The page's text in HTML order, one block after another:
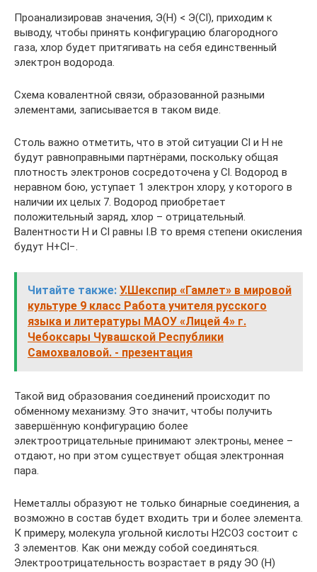
Проанализировав значения, Э(Н) < Э(Cl), приходим к
выводу, чтобы принять конфигурацию благородного
газа, хлор будет притягивать на себя единственный
электрон водорода.
Схема ковалентной связи, образованной разными
элементами, записывается в таком виде.
Столь важно отметить, что в этой ситуации Cl и Н не
будут равноправными партнёрами, поскольку общая
плотность электронов сосредоточена у Cl. Водород в
неравном бою, уступает 1 электрон хлору, у которого в
наличии их целых 7. Водород приобретает
положительный заряд, хлор – отрицательный.
Валентности Н и Cl равны I.В то время степени окисления
будут Н+Cl−.
Читайте также: У.Шекспир «Гамлет» в мировой
культуре 9 класс Работа учителя русского
языка и литературы МАОУ «Лицей 4» г.
Чебоксары Чувашской Республики
Самохваловой. - презентация
Такой вид образования соединений происходит по
обменному механизму. Это значит, чтобы получить
завершённую конфигурацию более
электроотрицательные принимают электроны, менее –
отдают, но при этом существует общая электронная
пара.
Неметаллы образуют не только бинарные соединения, а
возможно в состав будет входить три и более элемента.
К примеру, молекула угольной кислоты H2СO3 состоит с
3 элементов. Как они между собой соединяться.
Электроотрицательность возрастает в ряду ЭО (Н)